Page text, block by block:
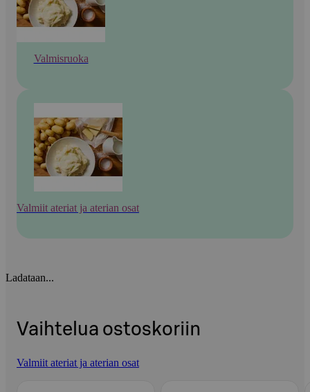
Valmisruoka
Valmiit ateriat ja aterian osat
Ladataan...
Vaihtelua ostoskoriin
Valmiit ateriat ja aterian osat